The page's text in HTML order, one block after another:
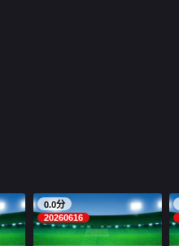
0.0分
20260616